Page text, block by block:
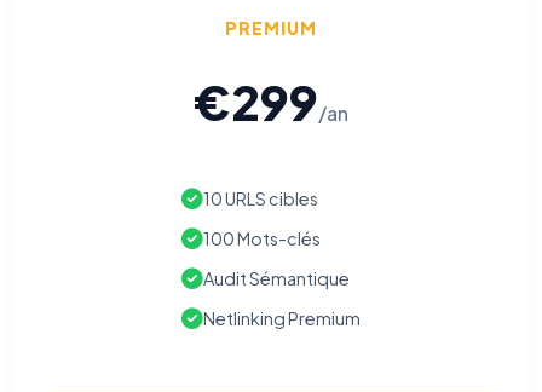
PREMIUM
€299/an
10 URLS cibles
100 Mots-clés
Audit Sémantique
Netlinking Premium